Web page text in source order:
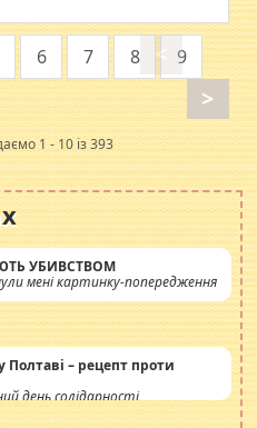
<
6 7 8
9
>
1 - 10 із 393
УБИВСТВОМ
мені картинку-попередження
Полтаві – рецепт проти
день солідарності